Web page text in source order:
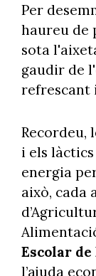
Per
haureu de
sota
gaudir de
refrescant
Recordeu,
i els
energia
això, cada
Escolar
l’ajuda